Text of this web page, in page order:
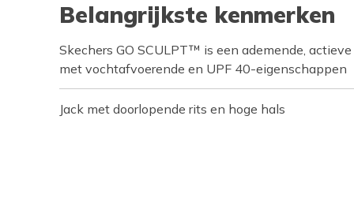
Belangrijkste kenmerken
Skechers GO SCULPT™ is een ademende,
met vochtafvoerende en UPF 40-eigenschappen
Jack met doorlopende rits en hoge hals